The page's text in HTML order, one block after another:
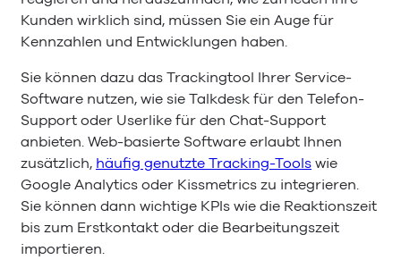
Kunden wirklich sind, müssen Sie ein Auge für
Kennzahlen und Entwicklungen haben.
Sie können dazu das Trackingtool Ihrer Service-
Software nutzen, wie sie Talkdesk für den Telefon-
Support oder Userlike für den Chat-Support
anbieten. Web-basierte Software erlaubt Ihnen
zusätzlich, häufig genutzte Tracking-Toolswie
Google Analytics oder Kissmetrics zu integrieren.
Sie können dann wichtige KPIs wie die Reaktionszeit
bis zum Erstkontakt oder die Bearbeitungszeit
importieren.